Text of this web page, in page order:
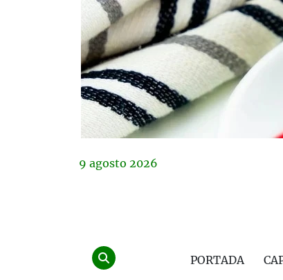
9 agosto 2026
PORTADA